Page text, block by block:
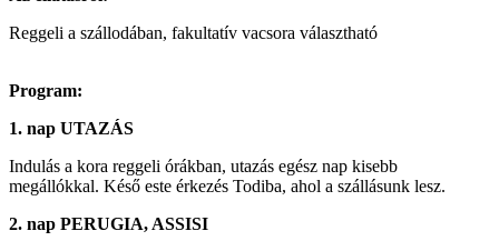
Reggeli a szállodában, fakultatív vacsora választható
Program:
1. nap UTAZÁS
Indulás a kora reggeli órákban, utazás egész nap kisebb
megállókkal. Késő este érkezés Todiba, ahol a szállásunk lesz.
2. nap PERUGIA, ASSISI